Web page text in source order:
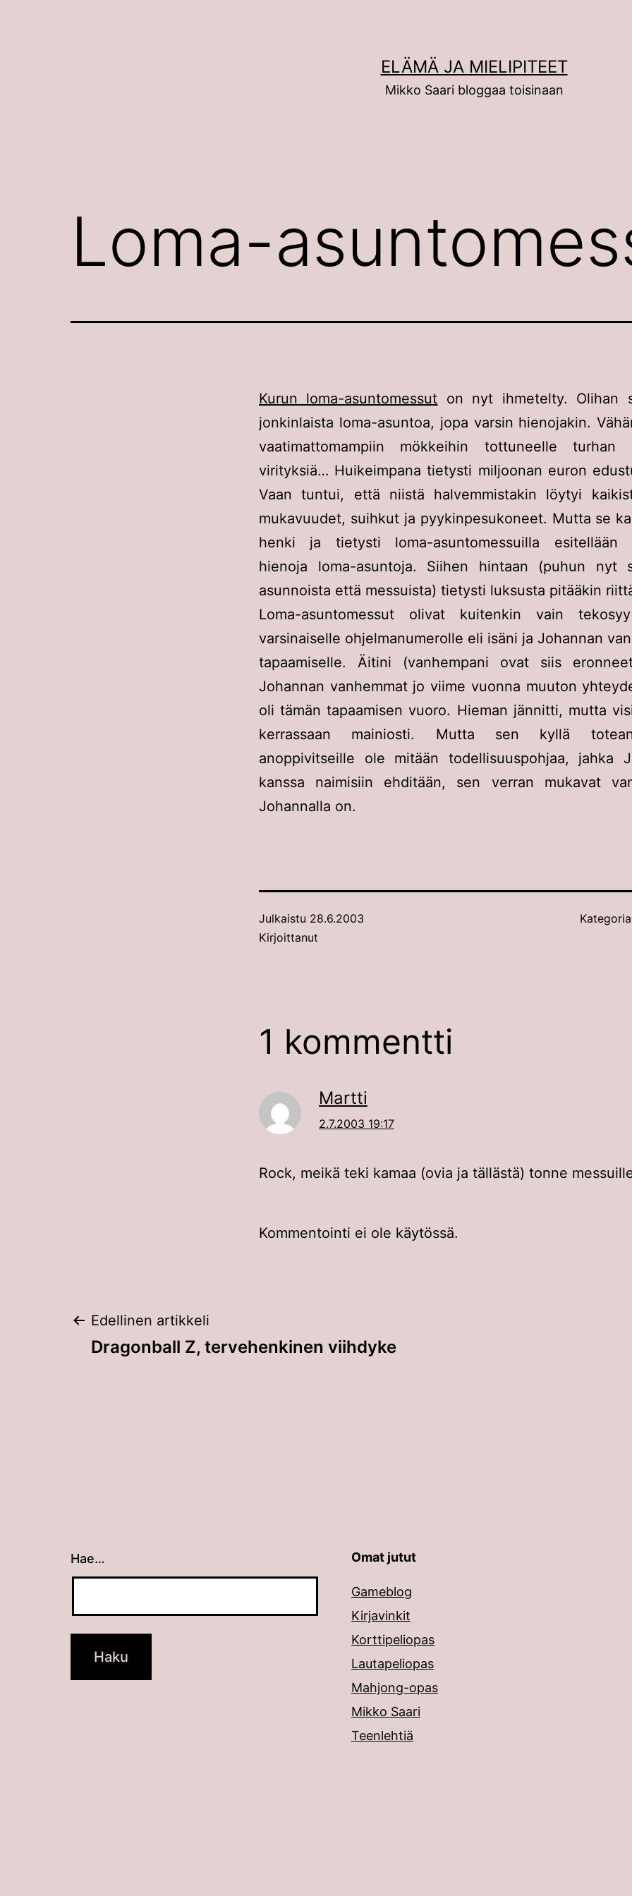
ELÄMÄ JA MIELIPITEET
Mikko Saari bloggaa toisinaan
Loma-
Kurun loma-asuntomessut on nyt ihmetelty. Olihan
jonkinlaista loma-asuntoa, jopa varsin hienojakin.
vaatimattomampiin mökkeihin tottuneelle turhan
virityksiä… Huikeimpana tietysti miljoonan euron
Vaan tuntui, että niistä halvemmistakin löytyi
mukavuudet, suihkut ja pyykinpesukoneet. Mutta se
henki ja tietysti loma-asuntomessuilla esitellään
hienoja loma-asuntoja. Siihen hintaan (puhun nyt
asunnoista että messuista) tietysti luksusta pitääkin
Loma-asuntomessut olivat kuitenkin vain
varsinaiselle ohjelmanumerolle eli isäni ja Johannan
tapaamiselle. Äitini (vanhempani ovat siis
Johannan vanhemmat jo viime vuonna muuton
oli tämän tapaamisen vuoro. Hieman jännitti, mutta
kerrassaan mainiosti. Mutta sen kyllä
anoppivitseille ole mitään todellisuuspohjaa, jahka
kanssa naimisiin ehditään, sen verran mukavat
Johannalla on.
Julkaistu 28.6.2003
Kirjoittanut
1 kommentti
Martti
2.7.2003 19:17
Rock, meikä teki kamaa (ovia ja tällästä) tonne
Kommentointi ei ole käytössä.
Artikkelien
Edellinen artikkeli
Dragonball Z, tervehenkinen viihdyke
Hae…
Kun tuloksia tulee, voit selata niitä nuolinäppäimillä ylös ja alas ja siirtyä halutulle sivulle
Omat jutut
Gameblog
Kirjavinkit
Korttipeliopas
Lautapeliopas
Mahjong-opas
Mikko Saari
Teenlehtiä